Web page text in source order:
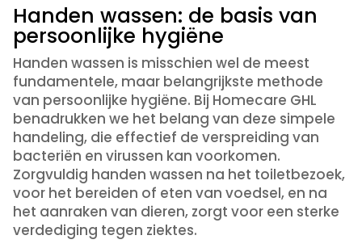
Handen wassen: de basis van
persoonlijke hygiëne
Handen wassen is misschien wel de meest
fundamentele, maar belangrijkste methode
van persoonlijke hygiëne. Bij Homecare GHL
benadrukken we het belang van deze simpele
handeling, die effectief de verspreiding van
bacteriën en virussen kan voorkomen.
Zorgvuldig handen wassen na het toiletbezoek,
voor het bereiden of eten van voedsel, en na
het aanraken van dieren, zorgt voor een sterke
verdediging tegen ziektes.